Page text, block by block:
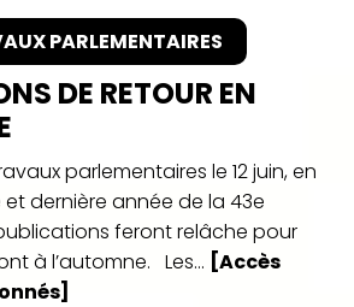
PARLEMENTAIRES
DE RETOUR EN
parlementaires le 12 juin, en
dernière année de la 43e
feront relâche pour
à l’automne. Les... [Accès